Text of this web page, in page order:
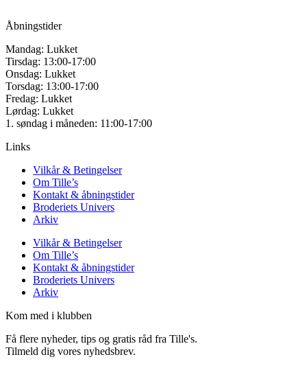
Åbningstider
Mandag: Lukket
Tirsdag: 13:00-17:00
Onsdag: Lukket
Torsdag: 13:00-17:00
Fredag: Lukket
Lørdag: Lukket
1. søndag i måneden: 11:00-17:00
Links
Vilkår & Betingelser
Om Tille’s
Kontakt & åbningstider
Broderiets Univers
Arkiv
Vilkår & Betingelser
Om Tille’s
Kontakt & åbningstider
Broderiets Univers
Arkiv
Kom med i klubben
Få flere nyheder, tips og gratis råd fra Tille's.
Tilmeld dig vores nyhedsbrev.